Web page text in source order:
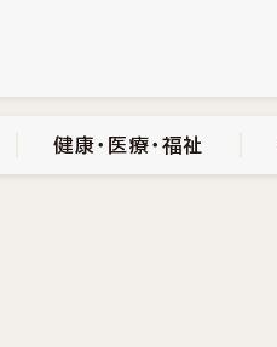
健康・医療・福祉